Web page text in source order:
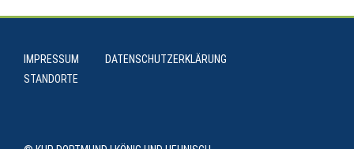
IMPRESSUM
DATENSCHUTZERKLÄRUNG
STANDORTE